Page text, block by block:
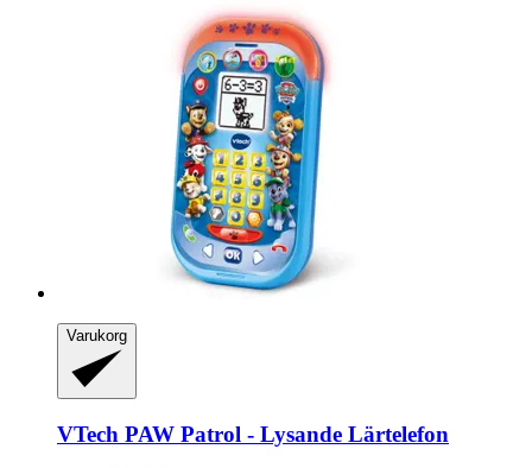
Varukorg
VTech PAW Patrol -​ Lysande Lärtelefon